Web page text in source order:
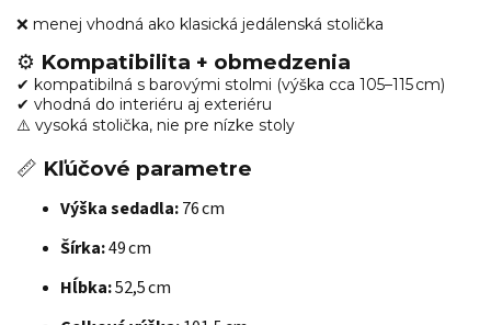
❌ menej vhodná ako klasická jedálenská stolička
⚙️ Kompatibilita + obmedzenia
✔ kompatibilná s barovými stolmi (výška cca 105–115 cm)
✔ vhodná do interiéru aj exteriéru
⚠️ vysoká stolička, nie pre nízke stoly
📏 Kľúčové parametre
Výška sedadla: 76 cm
Šírka: 49 cm
Hĺbka: 52,5 cm